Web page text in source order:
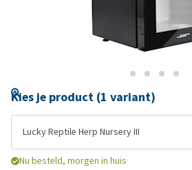
Kies je product (1 variant)
Lucky Reptile Herp Nursery III
Nu besteld, morgen in huis